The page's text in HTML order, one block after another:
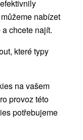
nabízet
chcete najít.
které typy
na vašem
provoz této
potřebujeme